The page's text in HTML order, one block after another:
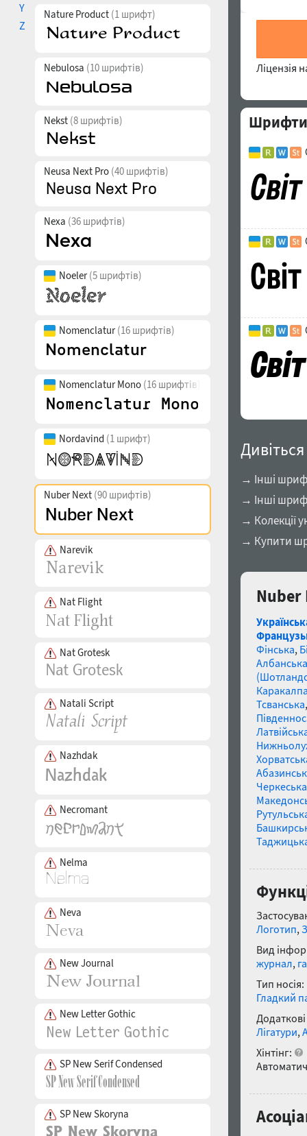
Y
Z
Nature Product (1 шрифт)
Nebulosa (10 шрифтів)
Nekst (8 шрифтів)
Neusa Next Pro (40 шрифтів)
Nexa (36 шрифтів)
Noeler(5 шрифтів)
Nomenclatur(16 шрифтів)
Nomenclatur Mono (16 шрифтів)
Nordavind (1 шрифт)
Nuber Next (90 шрифтів)
Narevik
Nat Flight
Nat Grotesk
Natali Script
Nazhdak
Necromant
Nelma
Neva
New Journal
New Letter Gothic
SP New Serif Condensed
SP New Skoryna
Ліцензія
Шрифти
→ Інші
→ Інші
→ Колекції
→ Купити
Nuber
Фінська,
Албанська
Тсванська
Черкеська
Логотип,
Вид
журнал,
Тип носія:
Гладкий
Лігатури,
Хінтінг: